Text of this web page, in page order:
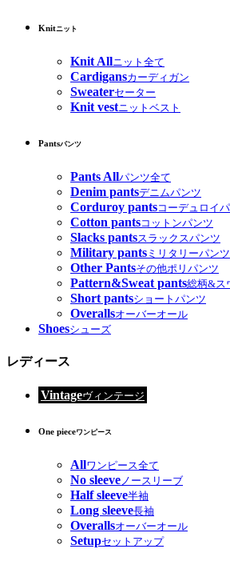
Knitニット
Knit Allニット全て
Cardigansカーディガン
Sweaterセーター
Knit vestニットベスト
Pantsパンツ
Pants Allパンツ全て
Denim pantsデニムパンツ
Corduroy pantsコーデュロイ
Cotton pantsコットンパンツ
Slacks pantsスラックスパンツ
Military pants ミリタリーパンツ
Other Pantsその他ポリパンツ
Pattern&Sweat pants総柄&ス
Short pantsショートパンツ
Overallsオーバーオール
Shoesシューズ
レディース
Vintageヴィンテージ
One pieceワンピース
Allワンピース全て
No sleeve ノースリーブ
Half sleeve半袖
Long sleeve長袖
Overallsオーバーオール
Setupセットアップ